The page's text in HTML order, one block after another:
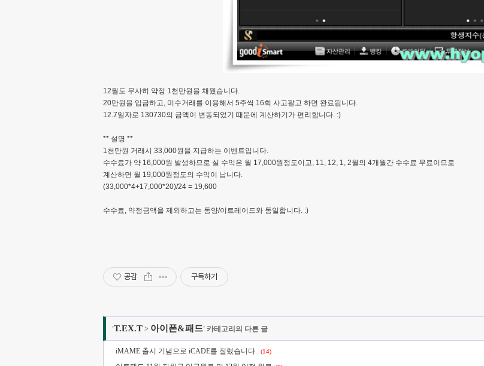
12월도 무사히 약정 1천만원을 채웠습니다.
20만원을 입금하고, 미수거래를 이용해서 5주씩 16회 사고팔고 하면 완료됩니다.
12.7일자로 130730의 금액이 변동되었기 때문에 계산하기가 편리합니다. :)
** 설명 **
1천만원 거래시 33,000원을 지급하는 이벤트입니다.
수수료가 약 16,000원 발생하므로 실 수익은 월 17,000원정도이고, 11, 12, 1, 2월의 4개월간 수수료 무료이므로
계산하면 월 19,000원정도의 수익이 납니다.
(33,000*4+17,000*20)/24 = 19,600
수수료, 약정금액을 제외하고는 동양/이트레이드와 동일합니다. :)
공감 구독하기
'T.EX.T > 아이폰&패드' 카테고리의 다른 글
iMAME 출시 기념으로 iCADE를 질렀습니다. (14)